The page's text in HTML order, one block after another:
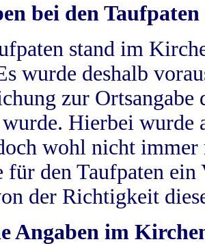
bei den Taufpaten
stand im
wurde deshalb
zur
wurde. Hierbei wurde
wohl nicht
für den Taufpaten
der Richtigkeit
Angaben im